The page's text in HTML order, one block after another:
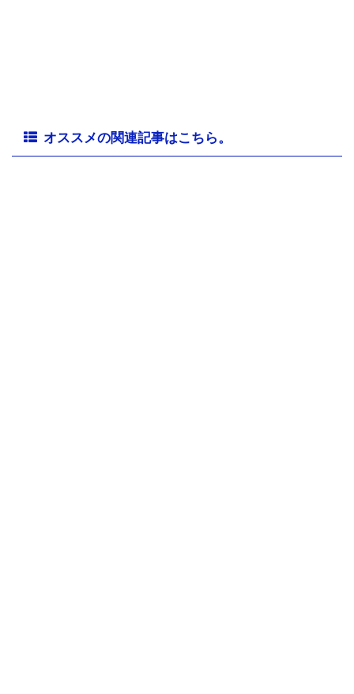
オススメの関連記事はこちら。